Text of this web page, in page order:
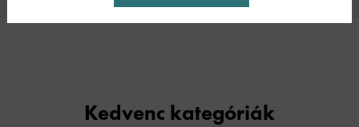
Kedvenc kategóriák